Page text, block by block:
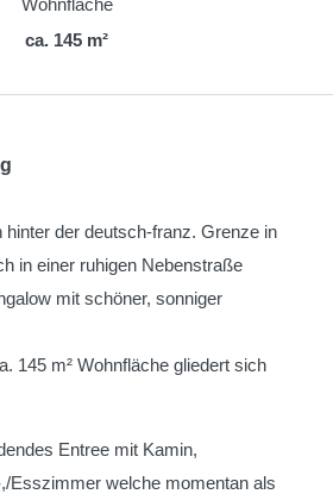
Wohnfläche
ca. 145 m²
hinter der deutsch-franz. Grenze in
in einer ruhigen Nebenstraße
mit schöner, sonniger
145 m² Wohnfläche gliedert sich
Entree mit Kamin,
Esszimmer welche momentan als